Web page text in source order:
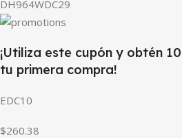
DH964WDC29
¡Utiliza este cupón y obtén
tu primera compra!
EDC10
$260.38